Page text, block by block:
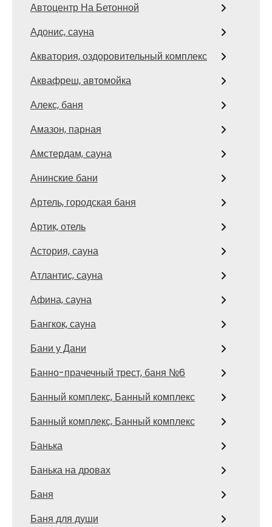
Автоцентр На Бетонной
Адонис, сауна
Акватория, оздоровительный комплекс
Аквафреш, автомойка
Алекс, баня
Амазон, парная
Амстердам, сауна
Анинские бани
Артель, городская баня
Артик, отель
Астория, сауна
Атлантис, сауна
Афина, сауна
Бангкок, сауна
Бани у Дани
Банно-прачечный трест, баня №6
Банный комплекс, Банный комплекс
Банный комплекс, Банный комплекс
Банька
Банька на дровах
Баня
Баня для души